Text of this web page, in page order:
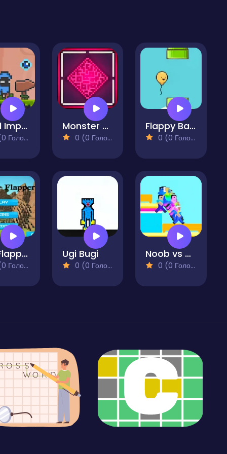
Pearl Impact Monster Machine
0 (0 Голосів)
Flappy Balloon
0 (0 Голосів)
Sky Flapper Ugi Bugi
0 (0 Голосів)
Noob vs Guys
0 (0 Голосів)